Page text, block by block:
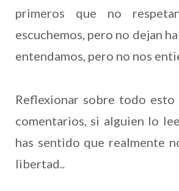
primeros que no
escuchemos, pero no dejan
entendamos, pero no nos
Reflexionar sobre todo esto
comentarios, si alguien lo
has sentido que realmente
libertad..